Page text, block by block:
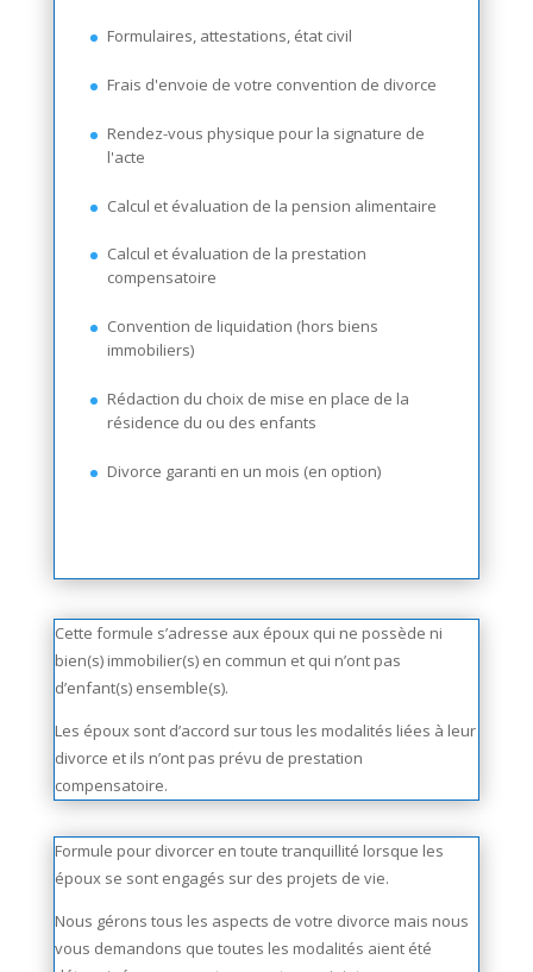
Formulaires, attestations, état civil
Frais d'envoie de votre convention de divorce
Rendez-vous physique pour la signature de
l'acte
Calcul et évaluation de la pension alimentaire
Calcul et évaluation de la prestation
compensatoire
Convention de liquidation (hors biens
immobiliers)
Rédaction du choix de mise en place de la
résidence du ou des enfants
Divorce garanti en un mois (en option)
Cette formule s’adresse aux époux qui ne possède ni
bien(s) immobilier(s) en commun et qui n’ont pas
d’enfant(s) ensemble(s).
Les époux sont d’accord sur tous les modalités liées à leur
divorce et ils n’ont pas prévu de prestation
compensatoire.
Formule pour divorcer en toute tranquillité lorsque les
époux se sont engagés sur des projets de vie.
Nous gérons tous les aspects de votre divorce mais nous
vous demandons que toutes les modalités aient été